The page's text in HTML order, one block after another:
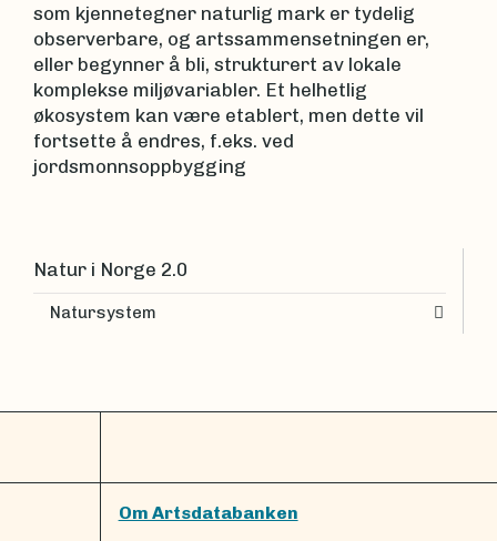
som kjennetegner naturlig mark er tydelig
observerbare, og artssammensetningen er,
eller begynner å bli, strukturert av lokale
komplekse miljøvariabler. Et helhetlig
økosystem kan være etablert, men dette vil
fortsette å endres, f.eks. ved
jordsmonnsoppbygging
Natur i Norge 2.0
Natursystem
Om Artsdatabanken